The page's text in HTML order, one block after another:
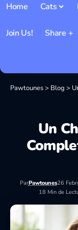
Home Cats
Join Us! Share +
Pawtounes> Blog >
Un
ParPawtounes26
18 Min de